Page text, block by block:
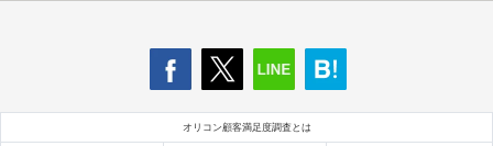
オリコン顧客満足度調査とは